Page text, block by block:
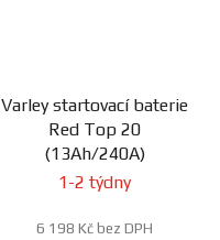
Varley startovací baterie
Red Top 20
(13Ah/240A)
1-2 týdny
6 198 Kč bez DPH